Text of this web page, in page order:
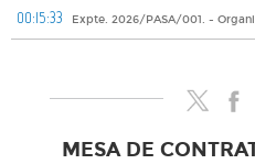
00:15:33 Expte. 2026/PASA/001. -
MESA DE